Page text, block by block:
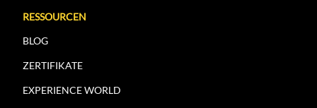
RESSOURCEN
BLOG
ZERTIFIKATE
EXPERIENCE WORLD